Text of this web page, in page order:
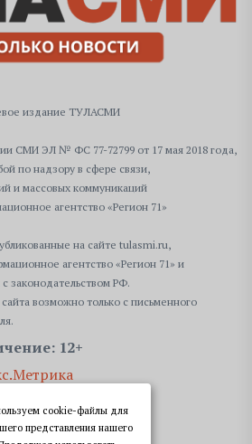
издание ТУЛАСМИ
СМИ ЭЛ № ФС 77-72799 от 17 мая 2018 года,
по надзору в сфере связи,
и массовых коммуникаций
агентство «Регион 71»
на сайте tulasmi.ru,
агентство «Регион 71» и
законодательством РФ.
возможно только с письменного
12+
cookie-файлы для
представления нашего